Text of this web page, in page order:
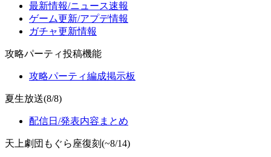
最新情報/ニュース速報
ゲーム更新/アプデ情報
ガチャ更新情報
攻略パーティ投稿機能
攻略パーティ編成掲示板
夏生放送(8/8)
配信日/発表内容まとめ
天上劇団もぐら座復刻(~8/14)